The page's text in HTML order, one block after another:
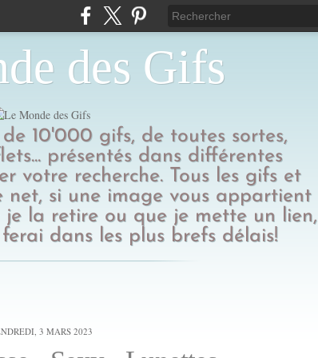
des Gifs
10'000 gifs, de toutes sortes,
présentés dans différentes
votre recherche. Tous les gifs et
net, si une image vous appartient
je la retire ou que je mette un lien,
dans les plus brefs délais!
3 MARS 2023